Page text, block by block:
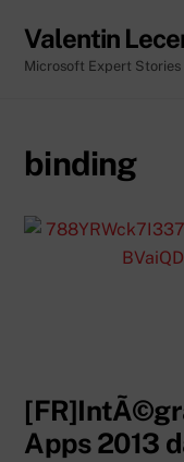
content
Valentin
Microsoft Expert Stories
binding
Apps 2013